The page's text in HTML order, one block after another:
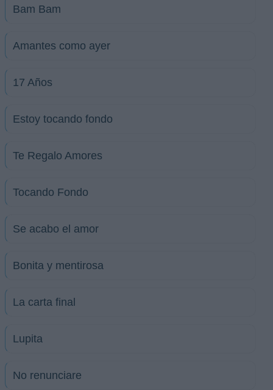
Bam Bam
Amantes como ayer
17 Años
Estoy tocando fondo
Te Regalo Amores
Tocando Fondo
Se acabo el amor
Bonita y mentirosa
La carta final
Lupita
No renunciare